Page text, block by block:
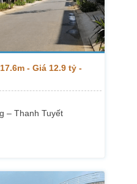
- Giá 12.9 tỷ -
– Thanh Tuyết